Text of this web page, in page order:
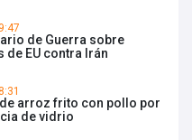
de Guerra sobre
de EU contra Irán
arroz frito con pollo por
de vidrio